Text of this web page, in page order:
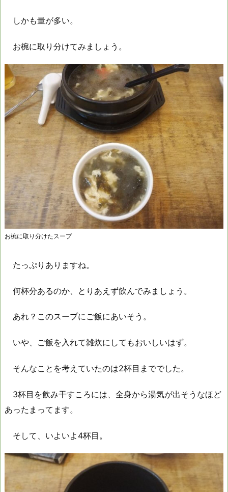
しかも量が多い。
お椀に取り分けてみましょう。
お椀に取り分けたスープ
たっぷりありますね。
何杯分あるのか、とりあえず飲んでみましょう。
あれ？このスープにご飯にあいそう。
いや、ご飯を入れて雑炊にしてもおいしいはず。
そんなことを考えていたのは2杯目まででした。
3杯目を飲み干すころには、全身から湯気が出そうなほど
あったまってます。
そして、いよいよ4杯目。